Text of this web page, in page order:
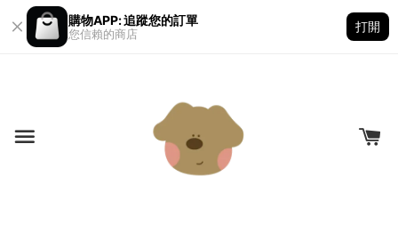
購物APP: 追蹤您的訂單
您信賴的商店
打開